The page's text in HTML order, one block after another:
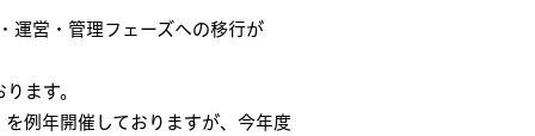
運営・管理フェーズへの移行が
ます。
を例年開催しておりますが、今年度